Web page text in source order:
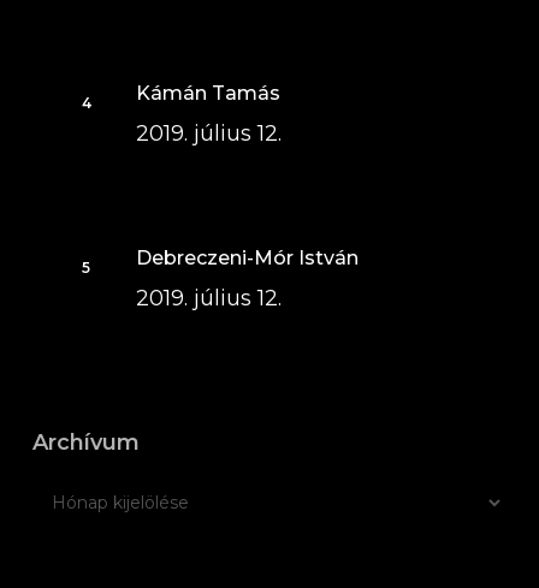
Kámán Tamás
2019. július 12.
Debreczeni-Mór István
2019. július 12.
Archívum